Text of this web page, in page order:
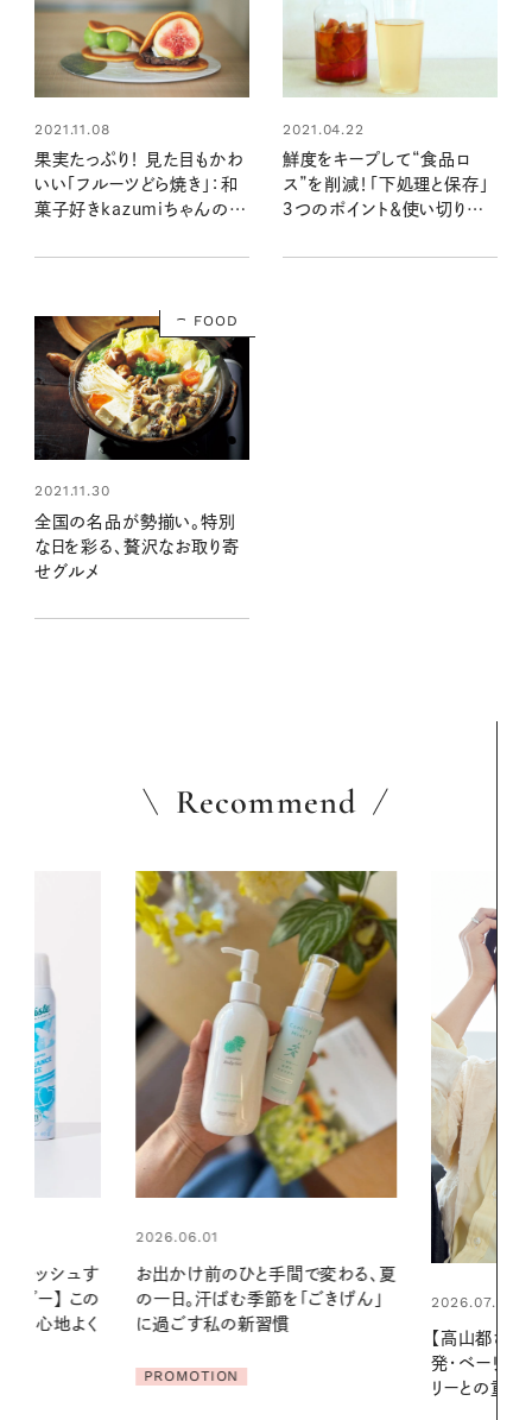
2021.11.08
果実たっぷり！ 見た目もかわ
いい「フルーツどら焼き」：和
菓子好きkazumiちゃんのお
2021.04.22
鮮度をキープして“食品ロ
ス”を削減！「下処理と保存」
３つのポイント＆使い切りレ
FOOD
2021.11.30
全国の名品が勢揃い。特別
な日を彩る、贅沢なお取り寄
せグルメ
Recommend
変わる、夏
ごきげん」
2026.07.21
リーとの重ねづけも素敵な大人の
2026.06.01
やりジェルと
ア